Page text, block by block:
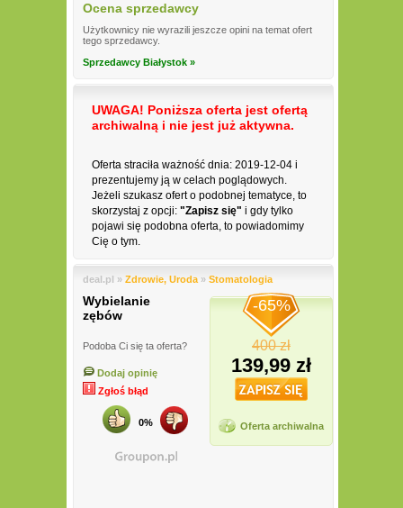
Ocena sprzedawcy
Użytkownicy nie wyrazili jeszcze opini na temat ofert
tego sprzedawcy.
Sprzedawcy Białystok »
UWAGA! Poniższa oferta jest ofertą
archiwalną i nie jest już aktywna.
Oferta straciła ważność dnia: 2019-12-04 i
prezentujemy ją w celach poglądowych.
Jeżeli szukasz ofert o podobnej tematyce, to
skorzystaj z opcji: "Zapisz się" i gdy tylko
pojawi się podobna oferta, to powiadomimy
Cię o tym.
deal.pl » Zdrowie, Uroda » Stomatologia
Wybielanie
zębów
Podoba Ci się ta oferta?
Dodaj opinię
Zgłoś błąd
0%
-65%
400 zł
139,99 zł
Oferta archiwalna